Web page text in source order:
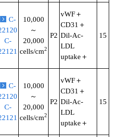
C-
C-
10,000
～
20,000
cells/cm2
P2
vWF＋
CD31＋
Dil-Ac-
LDL
uptake＋
15
C-
C-
10,000
～
20,000
cells/cm2
P2
vWF＋
CD31＋
Dil-Ac-
LDL
uptake＋
15